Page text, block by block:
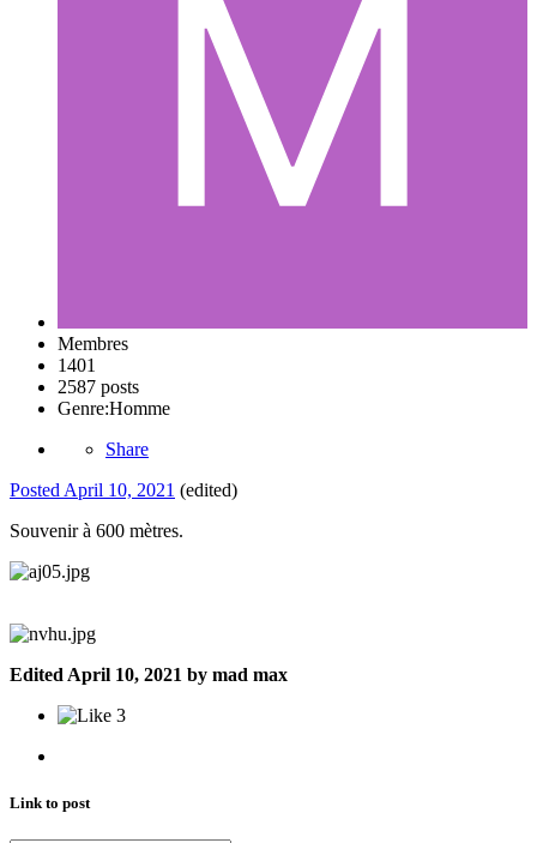
Membres
1401
2587 posts
Genre:Homme
Share
Posted April 10, 2021 (edited)
Souvenir à 600 mètres.
Edited April 10, 2021 by mad max
3
Link to post